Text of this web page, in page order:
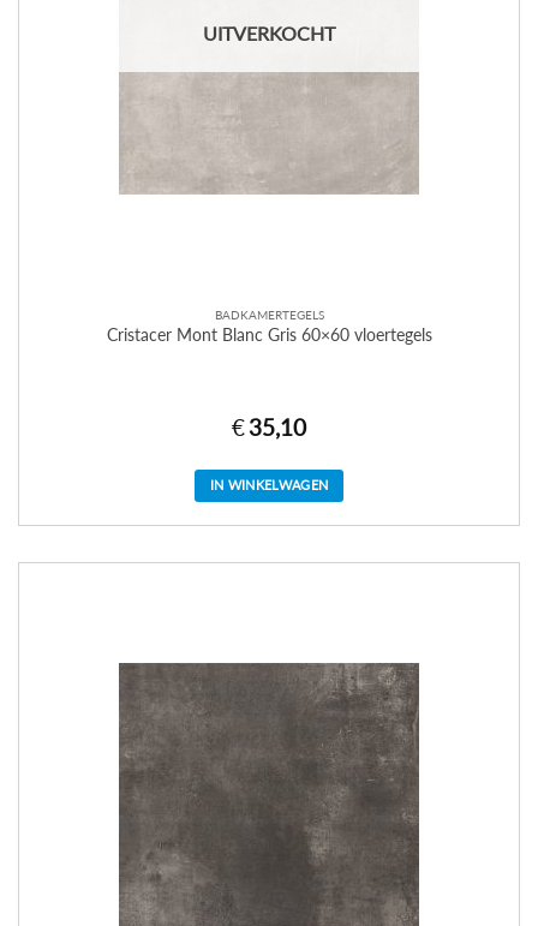
UITVERKOCHT
BADKAMERTEGELS
Cristacer Mont Blanc Gris 60×60 vloertegels
€35,10
IN WINKELWAGEN